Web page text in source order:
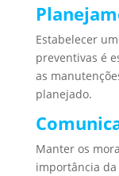
Estabelecer
preventivas é
as
planejado.
Manter os
importância da